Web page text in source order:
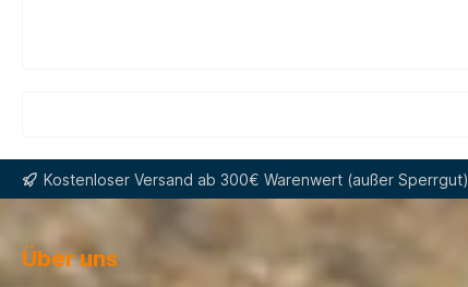
Kostenloser Versand ab 300€ Warenwert (außer Sperrgut)
Über uns